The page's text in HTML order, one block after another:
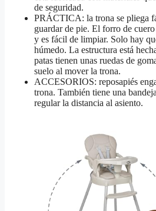
de seguridad.
PRÁCTICA: la trona se pliega
guardar de pie. El forro de
y es fácil de limpiar. Solo hay
húmedo. La estructura está
patas tienen unas ruedas de
suelo al mover la trona.
ACCESORIOS: reposapiés
trona. También tiene una
regular la distancia al asiento.